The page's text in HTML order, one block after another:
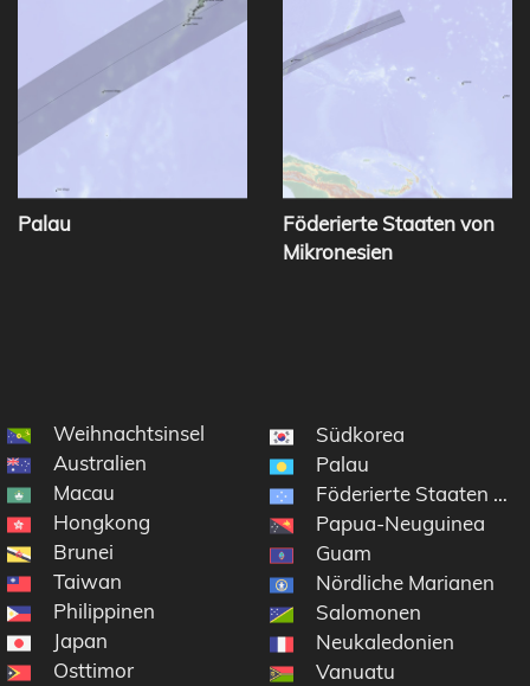
Palau
Föderierte Staaten von
Mikronesien
Weihnachtsinsel
Australien
Macau
Hongkong
Brunei
Taiwan
Philippinen
Japan
Osttimor
Südkorea
Palau
Föderierte Staaten
Papua-Neuguinea
Guam
Nördliche Marianen
Salomonen
Neukaledonien
Vanuatu